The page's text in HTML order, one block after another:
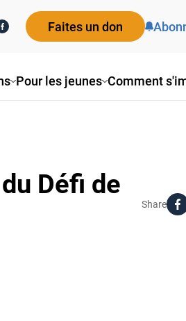
Pour les jeunes Comment
Faites un don
Défi de
Share